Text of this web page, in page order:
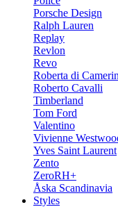
Porsche Design
Ralph Lauren
Replay
Revlon
Revo
Roberta di
Roberto Cavalli
Timberland
Tom Ford
Valentino
Vivienne
Yves Saint Laurent
Zento
ZeroRH+
Åska Scandinavia
Styles